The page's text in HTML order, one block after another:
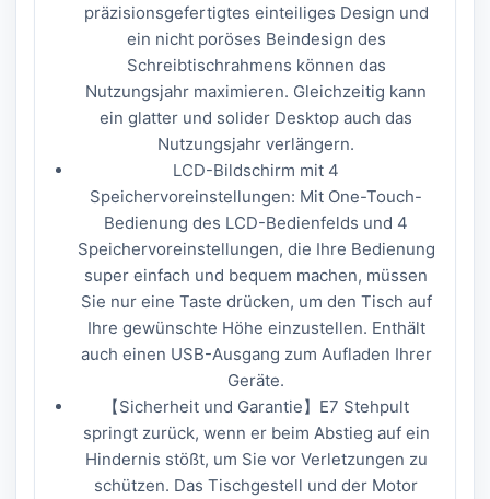
präzisionsgefertigtes einteiliges Design und
ein nicht poröses Beindesign des
Schreibtischrahmens können das
Nutzungsjahr maximieren. Gleichzeitig kann
ein glatter und solider Desktop auch das
Nutzungsjahr verlängern.
LCD-Bildschirm mit 4
Speichervoreinstellungen: Mit One-Touch-
Bedienung des LCD-Bedienfelds und 4
Speichervoreinstellungen, die Ihre Bedienung
super einfach und bequem machen, müssen
Sie nur eine Taste drücken, um den Tisch auf
Ihre gewünschte Höhe einzustellen. Enthält
auch einen USB-Ausgang zum Aufladen Ihrer
Geräte.
【Sicherheit und Garantie】E7 Stehpult
springt zurück, wenn er beim Abstieg auf ein
Hindernis stößt, um Sie vor Verletzungen zu
schützen. Das Tischgestell und der Motor